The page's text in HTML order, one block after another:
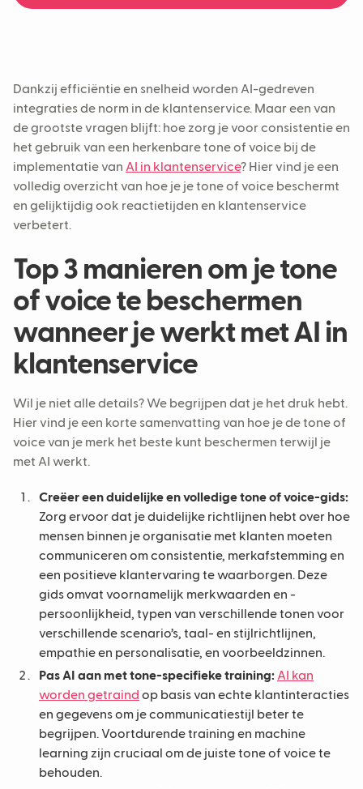
klantenserviceteams
Dankzij efficiëntie en snelheid worden AI-gedreven
integraties de norm in de klantenservice. Maar een van
de grootste vragen blijft: hoe zorg je voor consistentie en
het gebruik van een herkenbare tone of voice bij de
implementatie van AI in klantenservice? Hier vind je een
volledig overzicht van hoe je je tone of voice beschermt
en gelijktijdig ook reactietijden en klantenservice
verbetert.
Top 3 manieren om je tone
of voice te beschermen
wanneer je werkt met AI in
klantenservice
Wil je niet alle details? We begrijpen dat je het druk hebt.
Hier vind je een korte samenvatting van hoe je de tone of
voice van je merk het beste kunt beschermen terwijl je
met AI werkt.
Creëer een duidelijke en volledige tone of voice-gids:
Zorg ervoor dat je duidelijke richtlijnen hebt over hoe
mensen binnen je organisatie met klanten moeten
communiceren om consistentie, merkafstemming en
een positieve klantervaring te waarborgen. Deze
gids omvat voornamelijk merkwaarden en -
persoonlijkheid, typen van verschillende tonen voor
verschillende scenario’s, taal- en stijlrichtlijnen,
empathie en personalisatie, en voorbeeldzinnen.
Pas AI aan met tone-specifieke training:AI kan
worden getraind op basis van echte klantinteracties
en gegevens om je communicatiestijl beter te
begrijpen. Voortdurende training en machine
learning zijn cruciaal om de juiste tone of voice te
behouden.